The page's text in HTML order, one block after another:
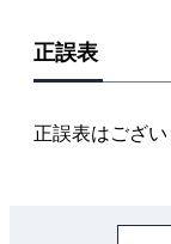
正誤表
正誤表はござい